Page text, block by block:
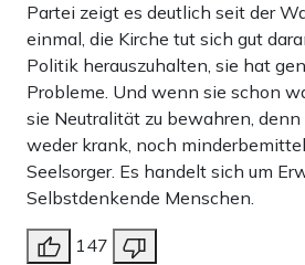
Partei zeigt es deutlich seit der
einmal, die Kirche tut sich gut
Politik herauszuhalten, sie hat
Probleme. Und wenn sie schon
sie Neutralität zu bewahren,
weder krank, noch
Seelsorger. Es handelt sich um
Selbstdenkende Menschen.
147